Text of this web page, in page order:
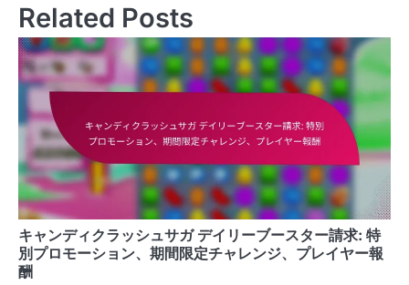
Related Posts
キャンディクラッシュサガ デイリーブースター請求: 特
別プロモーション、期間限定チャレンジ、プレイヤー報
酬